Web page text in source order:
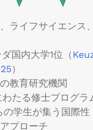
ライフサイエンス
国内大学1位（
）
教育研究機関
たる修士プログラ
の学生が集う国際性
プローチ